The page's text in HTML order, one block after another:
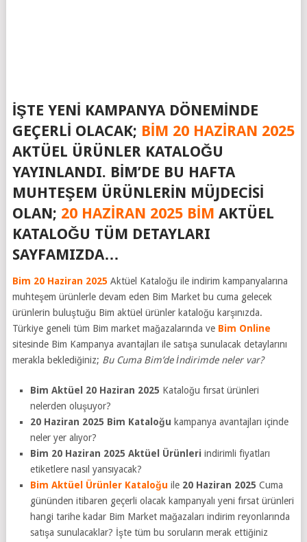
İŞTE YENI KAMPANYA DÖNEMINDE
GEÇERLI OLACAK; BIM 20 HAZIRAN 2025
AKTÜEL ÜRÜNLER KATALOĞU
YAYINLANDI. BIM’DE BU HAFTA
MUHTEŞEM ÜRÜNLERIN MÜJDECISI
OLAN; 20 HAZIRAN 2025 BIM AKTÜEL
KATALOĞU TÜM DETAYLARI
SAYFAMIZDA…
Bim 20 Haziran 2025 Aktüel Kataloğu ile indirim kampanyalarına
muhteşem ürünlerle devam eden Bim Market bu cuma gelecek
ürünlerin buluştuğu Bim aktüel ürünler kataloğu karşınızda.
Türkiye geneli tüm Bim market mağazalarında ve Bim Online
sitesinde Bim Kampanya avantajları ile satışa sunulacak detaylarını
merakla beklediğiniz; Bu Cuma Bim’de İndirimde neler var?
Bim Aktüel 20 Haziran 2025 Kataloğu fırsat ürünleri
nelerden oluşuyor?
20 Haziran 2025 Bim Kataloğu kampanya avantajları içinde
neler yer alıyor?
Bim 20 Haziran 2025 Aktüel Ürünleri indirimli fiyatları
etiketlere nasıl yansıyacak?
Bim Aktüel Ürünler Kataloğu ile 20 Haziran 2025 Cuma
gününden itibaren geçerli olacak kampanyalı yeni fırsat ürünleri
hangi tarihe kadar Bim Market mağazaları indirim reyonlarında
satışa sunulacaklar? İşte tüm bu soruların merak ettiğiniz